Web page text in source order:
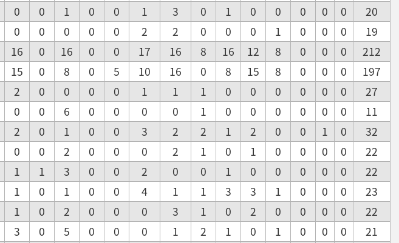
0 0 1 0 0 1 3 0 1 0 0 0 0 0
20
0 0 0 0 0 2 2 0 0 0 1 0 0 0
19
16 0 16 0 0 17 16 8 16 12 8 0 0 0
212
15 0 8 0 5 10 16 0 8 15 8 0 0 0
197
2 0 0 0 0 1 1 1 0 0 0 0 0 0
27
0 0 6 0 0 0 0 1 0 0 0 0 0 0
11
2 0 1 0 0 3 2 2 1 2 0 0 1 0
32
0 0 2 0 0 0 2 1 0 1 0 0 0 0
22
1 1 3 0 0 2 0 0 1 0 0 0 0 0
22
1 0 1 0 0 4 1 1 3 3 1 0 0 0
23
1 0 2 0 0 0 3 1 0 2 0 0 0 0
22
3 0 5 0 0 0 1 2 1 0 1 0 0 0
21